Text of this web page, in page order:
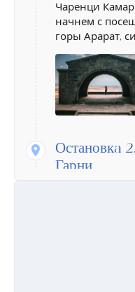
Чаренци
начнем с
горы Арарат,
Остановкa 2.
Гарни